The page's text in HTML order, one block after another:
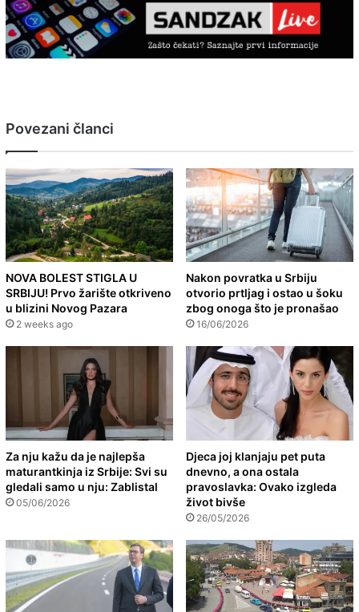
Povezani članci
NOVA BOLEST STIGLA U
SRBIJU! Prvo žarište otkriveno
u blizini Novog Pazara
2 weeks ago
Nakon povratka u Srbiju
otvorio prtljag i ostao u šoku
zbog onoga što je pronašao
16/06/2026
Za nju kažu da je najlepša
maturantkinja iz Srbije: Svi su
gledali samo u nju: Zablistal
05/06/2026
Djeca joj klanjaju pet puta
dnevno, a ona ostala
pravoslavka: Ovako izgleda
život bivše
26/05/2026